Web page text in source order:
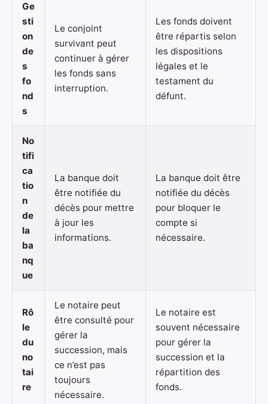
Ge
sti
on
de
s
fo
nd
s
Le conjoint
survivant peut
continuer à gérer
les fonds sans
interruption.
Les fonds doivent
être répartis selon
les dispositions
légales et le
testament du
défunt.
No
tifi
ca
tio
n
de
la
ba
nq
ue
La banque doit
être notifiée du
décès pour mettre
à jour les
informations.
La banque doit être
notifiée du décès
pour bloquer le
compte si
nécessaire.
Rô
le
du
no
tai
re
Le notaire peut
être consulté pour
gérer la
succession, mais
ce n’est pas
toujours
nécessaire.
Le notaire est
souvent nécessaire
pour gérer la
succession et la
répartition des
fonds.